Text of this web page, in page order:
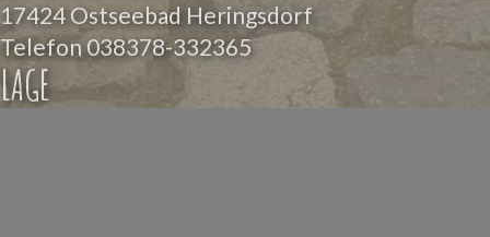
17424 Ostseebad Heringsdorf
Telefon038378-332365
LAGE